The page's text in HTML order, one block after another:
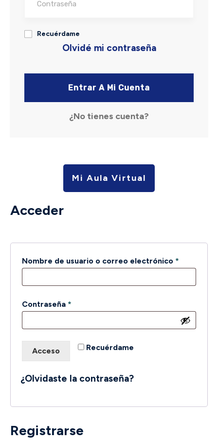
Recuérdame
Olvidé mi contraseña
Entrar A Mi Cuenta
¿No tienes cuenta?
Mi Aula Virtual
Acceder
Nombre de usuario o correo electrónico *
Contraseña *
Recuérdame
Acceso
¿Olvidaste la contraseña?
Registrarse